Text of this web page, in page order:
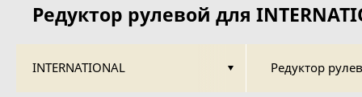
Редуктор рулевой для
INTERNATIONAL Редуктор